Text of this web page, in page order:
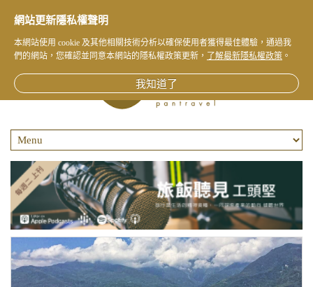
網站更新隱私權聲明
本網站使用 cookie 及其他相關技術分析以確保使用者獲得最佳體驗，通過我
們的網站，您確認並同意本網站的隱私權政策更新，
了解最新隱私權政策 。
我知道了